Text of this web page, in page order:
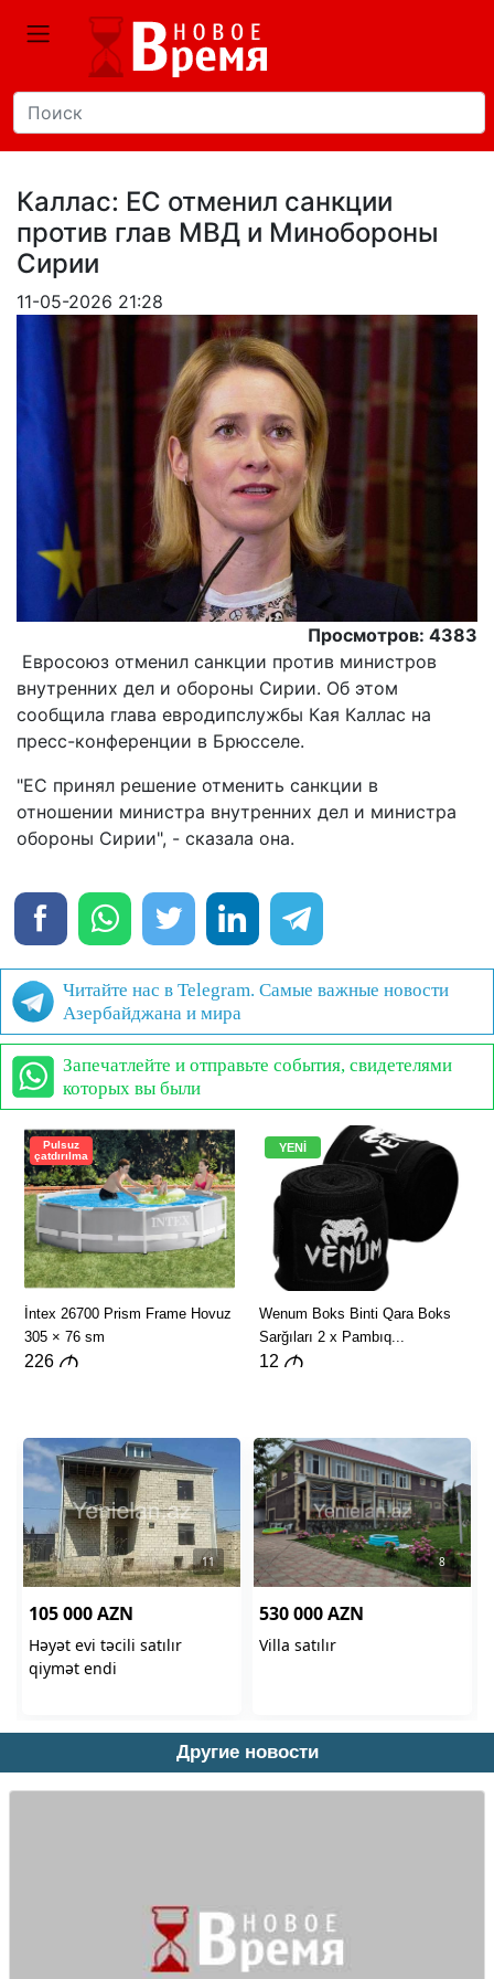
Каллас: ЕС отменил санкции
против глав МВД и Минобороны
Сирии
11-05-2026 21:28
Просмотров: 4383
Евросоюз отменил санкции против министров
внутренних дел и обороны Сирии. Об этом
сообщила глава евродипслужбы Кая Каллас на
пресс-конференции в Брюсселе.
"ЕС принял решение отменить санкции в
отношении министра внутренних дел и министра
обороны Сирии", - сказала она.
Читайте нас в Telegram. Самые важные новости
Азербайджана и мира
Запечатлейте и отправьте события, свидетелями
которых вы были
Другие новости